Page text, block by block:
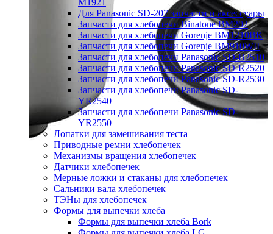
M1921
Для Panasonic SD-207 запчасти и аксессуары
Запчасти для хлебопечи Binatone BM202
Запчасти для хлебопечи Gorenje BM1210BK
Запчасти для хлебопечи Gorenje BM910WII
Запчасти для хлебопечи Panasonic SD-B2510
Запчасти для хлебопечи Panasonic SD-R2520
Запчасти для хлебопечи Panasonic SD-R2530
Запчасти для хлебопечи Panasonic SD-
YR2540
Запчасти для хлебопечи Panasonic SD-
YR2550
Лопатки для замешивания теста
Приводные ремни хлебопечек
Механизмы вращения хлебопечек
Датчики хлебопечек
Мерные ложки и стаканы для хлебопечек
Сальники вала хлебопечек
ТЭНы для хлебопечек
Формы для выпечки хлеба
Формы для выпечки хлеба Bork